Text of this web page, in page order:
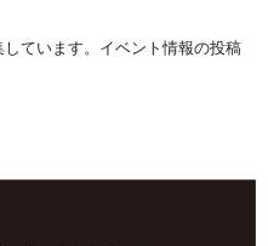
ています。イベント情報の投稿